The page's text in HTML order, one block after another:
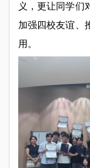
义，更让同学们
加强四校友谊、
用。